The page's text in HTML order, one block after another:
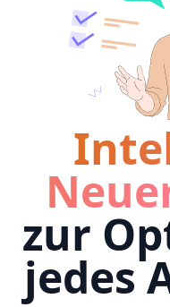
zur
jedes